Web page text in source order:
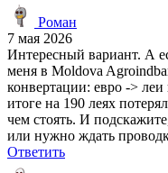
Роман
7 мая 2026
Интересный вариант. А
меня в Moldova
конвертации: евро ->
итоге на 190 леях
чем стоять. И
или нужно ждать
Ответить